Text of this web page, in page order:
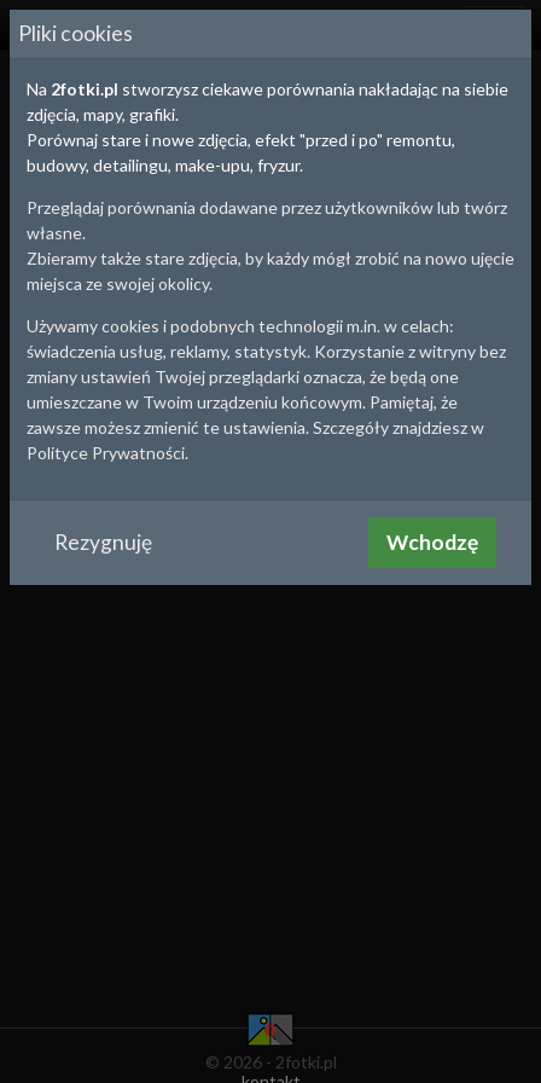
2FOTKI.PL
Aby zobaczyć porównaniewybierz poniżej dwa
zdjęcia-przedipo
wybierz użyj aparatu
© 2026 - 2fotki.pl
Pliki cookies
Na 2fotki.pl stworzysz ciekawe porównania nakładając na siebie
zdjęcia, mapy, grafiki.
Porównaj stare i nowe zdjęcia, efekt "przed i po" remontu,
budowy, detailingu, make-upu, fryzur.
Przeglądaj porównania dodawane przez użytkowników lub twórz
własne.
Zbieramy także stare zdjęcia, by każdy mógł zrobić na nowo ujęcie
miejsca ze swojej okolicy.
Używamy cookies i podobnych technologii m.in. w celach:
świadczenia usług, reklamy, statystyk. Korzystanie z witryny bez
zmiany ustawień Twojej przeglądarki oznacza, że będą one
umieszczane w Twoim urządzeniu końcowym. Pamiętaj, że
zawsze możesz zmienić te ustawienia. Szczegóły znajdziesz w
Polityce Prywatności.
Rezygnuję Wchodzę